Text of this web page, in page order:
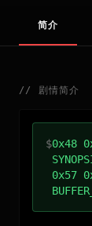
简介
// 剧情简介
$0x48
0x57